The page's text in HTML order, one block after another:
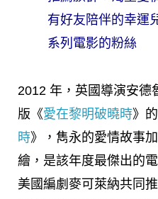
有好友陪伴的幸運
系列電影的粉絲
2012 年，英國導演安德
版《愛在黎明破曉時》
時》，雋永的愛情故事
繪，是該年度最傑出的
美國編劇麥可萊納共同